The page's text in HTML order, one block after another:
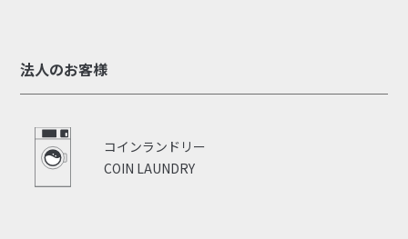
法人のお客様
COIN LAUNDRY
コインランドリー